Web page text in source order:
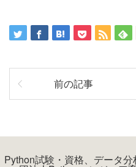
前の記事
Python試験・資格、データ